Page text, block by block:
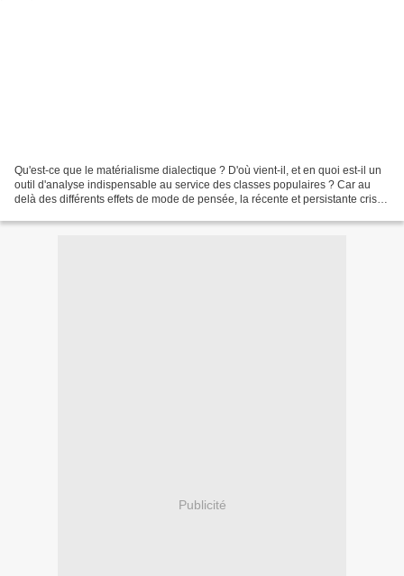
Qu'est-ce que le matérialisme dialectique ? D'où vient-il, et en quoi est-il un
outil d'analyse indispensable au service des classes populaires ? Car au
delà des différents effets de mode de pensée, la récente et persistante crise
Publicité